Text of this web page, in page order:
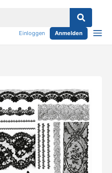
Einloggen Anmelden